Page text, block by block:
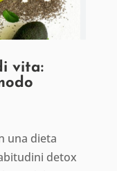
vita:
una dieta
detox